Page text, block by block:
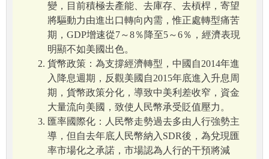
變，目前積極去產能、去庫存、去槓桿，寄望
將驅動力由進出口轉向內需，惟正處轉型痛苦
期，GDP增速從7～8％降至5～6％，經濟表現
明顯不如美國出色。
貨幣政策：為支撐經濟轉型，中國自2014年進
入降息週期，反觀美國自2015年底進入升息周
期，貨幣政策分化，導致中美利差收窄，資金
大量流向美國，致使人民幣承受貶值壓力。
匯率國際化：人民幣走勢過去多由人行強勢主
導，但自去年底人民幣納入SDR後，為兌現匯
率市場化之承諾，市場認為人行的干預將減